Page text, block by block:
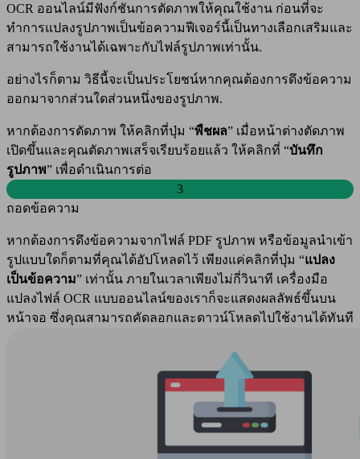
OCR ออนไลน์มีฟังก์ชันการตัดภาพให้คุณใช้งาน ก่อนที่จะ
ทำการแปลงรูปภาพเป็นข้อความฟีเจอร์นี้เป็นทางเลือกเสริมและ
สามารถใช้งานได้เฉพาะกับไฟล์รูปภาพเท่านั้น.
อย่างไรก็ตาม วิธีนี้จะเป็นประโยชน์หากคุณต้องการดึงข้อความ
ออกมาจากส่วนใดส่วนหนึ่งของรูปภาพ.
หากต้องการตัดภาพ ให้คลิกที่ปุ่ม “พืชผล” เมื่อหน้าต่างตัดภาพ
เปิดขึ้นและคุณตัดภาพเสร็จเรียบร้อยแล้ว ให้คลิกที่ “บันทึก
รูปภาพ” เพื่อดำเนินการต่อ
3
ถอดข้อความ
หากต้องการดึงข้อความจากไฟล์ PDF รูปภาพ หรือข้อมูลนำเข้า
รูปแบบใดก็ตามที่คุณได้อัปโหลดไว้ เพียงแค่คลิกที่ปุ่ม “แปลง
เป็นข้อความ” เท่านั้น ภายในเวลาเพียงไม่กี่วินาที เครื่องมือ
แปลงไฟล์ OCR แบบออนไลน์ของเราก็จะแสดงผลลัพธ์ขึ้นบน
หน้าจอ ซึ่งคุณสามารถคัดลอกและดาวน์โหลดไปใช้งานได้ทันที